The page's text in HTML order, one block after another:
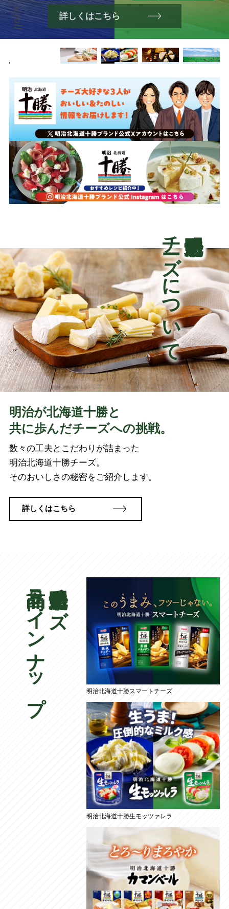
詳しくはこちら
チーズについて
明治が北海道十勝と
共に歩んだチーズへの挑戦。
数々の工夫とこだわりが詰まった
明治北海道十勝チーズ。
そのおいしさの秘密をご紹介します。
詳しくはこちら
明治北海道十勝チーズ
商品ラインナップ 明治北海道十勝スマートチーズ
明治北海道十勝生モッツァレラ